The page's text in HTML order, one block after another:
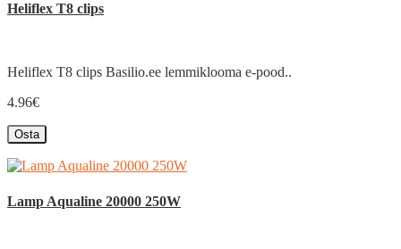
Heliflex T8 clips
Heliflex T8 clips Basilio.ee lemmiklooma e-pood..
4.96€
Osta
Lamp Aqualine 20000 250W